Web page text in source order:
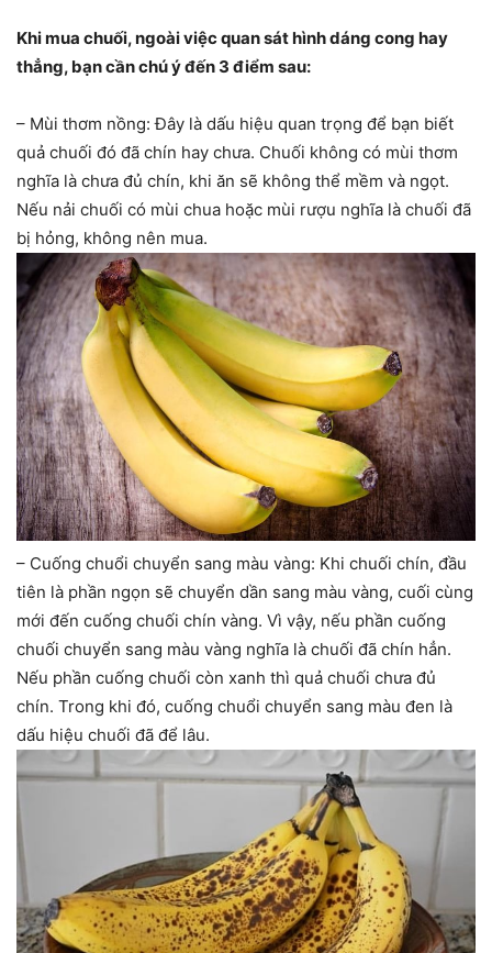
Khi mua chuối, ngoài việc quan sát hình dáng cong hay
thẳng, bạn cần chú ý đến 3 điểm sau:
– Mùi thơm nồng: Đây là dấu hiệu quan trọng để bạn biết
quả chuối đó đã chín hay chưa. Chuối không có mùi thơm
nghĩa là chưa đủ chín, khi ăn sẽ không thể mềm và ngọt.
Nếu nải chuối có mùi chua hoặc mùi rượu nghĩa là chuối đã
bị hỏng, không nên mua.
– Cuống chuổi chuyển sang màu vàng: Khi chuối chín, đầu
tiên là phần ngọn sẽ chuyển dần sang màu vàng, cuối cùng
mới đến cuống chuối chín vàng. Vì vậy, nếu phần cuống
chuối chuyển sang màu vàng nghĩa là chuối đã chín hẳn.
Nếu phần cuống chuối còn xanh thì quả chuối chưa đủ
chín. Trong khi đó, cuống chuổi chuyển sang màu đen là
dấu hiệu chuối đã để lâu.